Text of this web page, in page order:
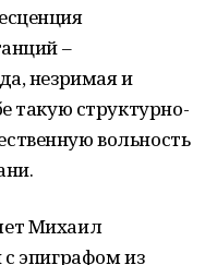
–
незримая и
такую структурно-
вольность
Михаил
эпиграфом из